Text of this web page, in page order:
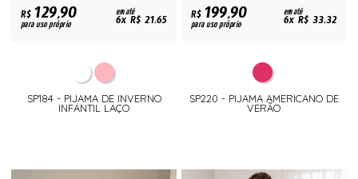
R$129,90
para uso próprio
em até
6x R$ 21,65
SP184 - PIJAMA DE INVERNO
INFANTIL LAÇO
R$199,90
para uso próprio
em até
6x R$ 33,32
SP220 - PIJAMA AMERICANO DE
VERÃO